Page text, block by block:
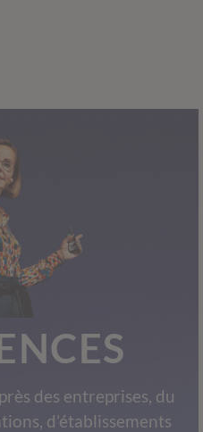
des entreprises, du
d’établissements